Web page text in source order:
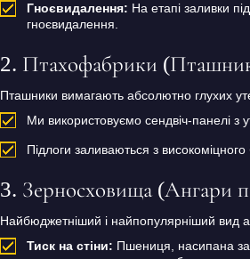
Гноєвидалення: На етапі заливки
гноєвидалення.
2. Птахофабрики
Пташники вимагають абсолютно глухих
Ми використовуємо сендвіч-панелі з
Підлоги заливаються з
3. Зерносховища (Ангари
Найбюджетніший і найпопулярніший вид
Тиск на стіни: Пшениця, насипана